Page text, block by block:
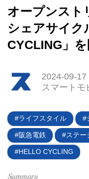
HOME
電動バイ
電動キッ
ライフス
テクノロ
オープンスト
シェアサイク
CYCLING」
2024-09-17
スマートモ
ライフスタイル
阪急電鉄 ステー
HELLO CYCLING